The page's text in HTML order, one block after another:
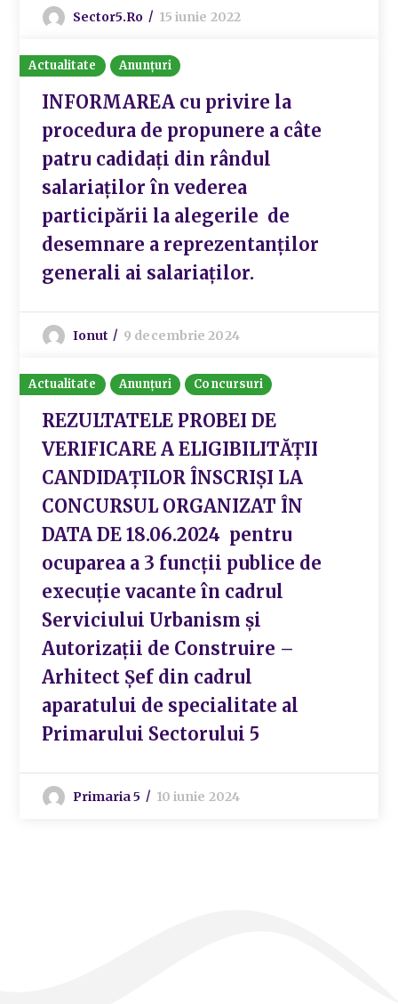
Sector5.ro 15 iunie 2022
Actualitate Anunțuri
INFORMAREA cu privire la
procedura de propunere a câte
patru cadidați din rândul
salariaților în vederea
participării la alegerile de
desemnare a reprezentanților
generali ai salariaților.
Ionut 9 decembrie 2024
Actualitate Anunțuri Concursuri
REZULTATELE PROBEI DE
VERIFICARE A ELIGIBILITĂŢII
CANDIDAŢILOR ÎNSCRIȘI LA
CONCURSUL ORGANIZAT ÎN
DATA DE 18.06.2024 pentru
ocuparea a 3 funcții publice de
execuție vacante în cadrul
Serviciului Urbanism și
Autorizații de Construire –
Arhitect Șef din cadrul
aparatului de specialitate al
Primarului Sectorului 5
Primaria 5 10 iunie 2024